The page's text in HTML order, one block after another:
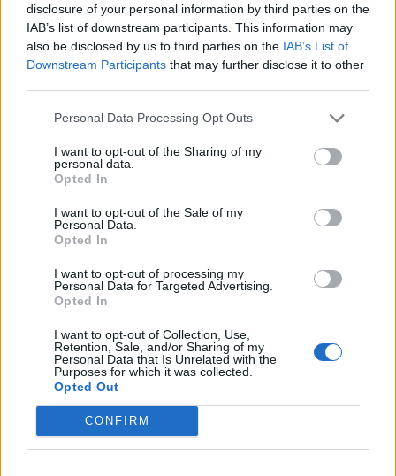
disclosure of your personal information by third parties on the
IAB’s list of downstream participants. This information may
also be disclosed by us to third parties on the IAB’s List of
Downstream Participants that may further disclose it to other
Personal Data Processing Opt Outs
I want to opt-out of the Sharing of my
personal data.
Opted In
I want to opt-out of the Sale of my
Personal Data.
Opted In
I want to opt-out of processing my
Personal Data for Targeted Advertising.
Opted In
I want to opt-out of Collection, Use,
Retention, Sale, and/or Sharing of my
Personal Data that Is Unrelated with the
Purposes for which it was collected.
Opted Out
CONFIRM
Πολλές εποχικές ιώσεις, “με το
κιλό” τα αντιπυρετικά και οι
βιταμίνες
21 Οκτωβρίου 2022
Τελευταία Νέα
λέτε σε έναν επισκέπτη
27 Φεβρουαρίου 2026
Πάνω από 100 μωρά έχουν
γεννηθεί μέσω εξωσωματικής, με
την υποστήριξη της Be-Live
27 Φεβρουαρίου 2026